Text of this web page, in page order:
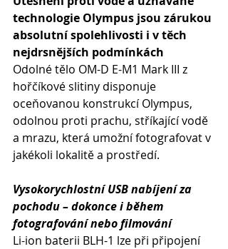
technologie Olympus jsou zárukou
absolutní spolehlivosti i v těch
nejdrsnějších podmínkách
Odolné tělo OM-D E-M1 Mark III z
hořčíkové slitiny disponuje
oceňovanou konstrukcí Olympus,
odolnou proti prachu, stříkající vodě
a mrazu, která umožní fotografovat v
jakékoli lokalitě a prostředí.
Vysokorychlostní USB nabíjení za
pochodu – dokonce i během
fotografování nebo filmování
Li-ion baterii BLH-1 lze při připojení